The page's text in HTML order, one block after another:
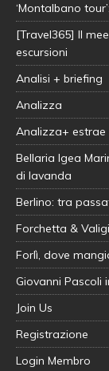
‘Montalbano
[Travel365] Il
escursioni
Analisi + briefing
Analizza
Analizza+ estrae
Bellaria Igea
di lavanda
Berlino: tra
Forchetta &
Forlì, dove
Giovanni Pascoli
Join Us
Registrazione
Login Membro